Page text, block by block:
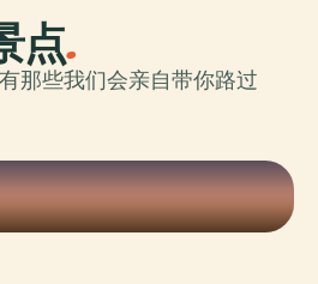
点.
那些我们会亲自带你路过